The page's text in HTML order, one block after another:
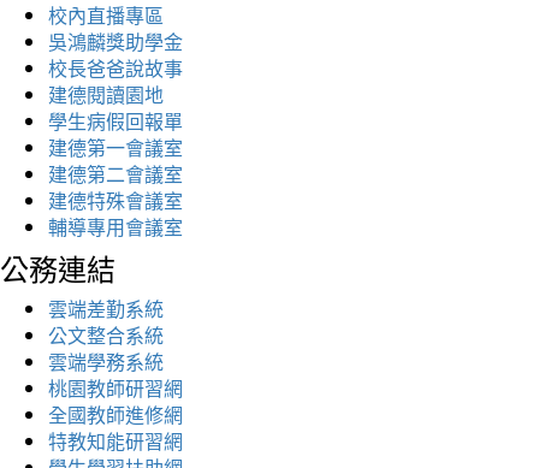
校內直播專區
吳鴻麟獎助學金
校長爸爸說故事
建德閱讀園地
學生病假回報單
建德第一會議室
建德第二會議室
建德特殊會議室
輔導專用會議室
公務連結
雲端差勤系統
公文整合系統
雲端學務系統
桃園教師研習網
全國教師進修網
特教知能研習網